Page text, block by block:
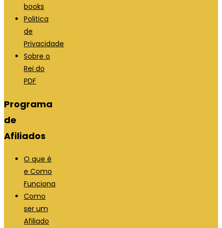
books
Politica
de
Privacidade
Sobre o
Rei do
PDF
Programa
de
Afiliados
O que é
e Como
Funciona
Como
ser um
Afiliado